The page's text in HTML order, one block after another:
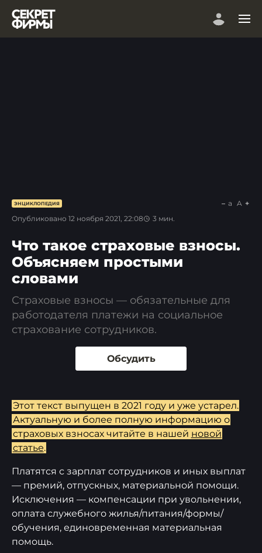
ЭНЦИКЛОПЕДИЯ
Опубликовано 12 ноября 2021, 22:08 3 мин.
a A
Что такое страховые взносы.
Объясняем простыми
словами
Страховые взносы — обязательные для
работодателя платежи на социальное
страхование сотрудников.
Обсудить
Этот текст выпущен в 2021 году и уже устарел.
Актуальную и более полную информацию о
страховых взносах читайте в нашей новой
статье.
Платятся с зарплат сотрудников и иных выплат
— премий, отпускных, материальной помощи.
Исключения — компенсации при увольнении,
оплата служебного жилья/питания/формы/
обучения, единовременная материальная
помощь.